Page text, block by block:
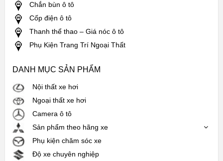
Chắn bùn ô tô
Cốp điện ô tô
Thanh thể thao – Giá nóc ô tô
Phụ Kiện Trang Trí Ngoại Thất
DANH MỤC SẢN PHẨM
Nội thất xe hơi
Ngoại thất xe hơi
Camera ô tô
Sản phẩm theo hãng xe
Phụ kiện chăm sóc xe
Độ xe chuyên nghiệp